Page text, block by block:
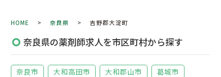
HOME >奈良県 > 吉野郡大淀町
奈良県の薬剤師求人を市区町村から探す
奈良市 大和高田市 大和郡山市
葛城市